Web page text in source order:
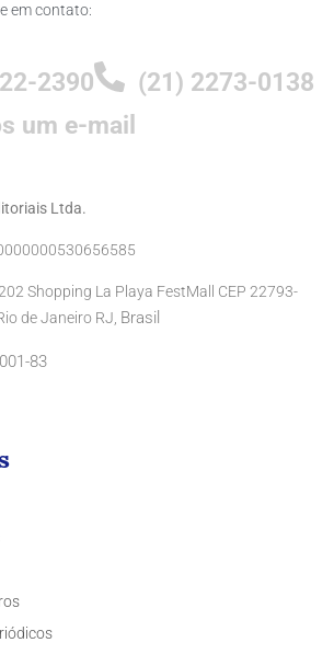
em contato:
2390
(21) 2273-0138
um e-mail
Ltda.
Shopping La Playa FestMall CEP 22793-
de Janeiro RJ, Brasil
83